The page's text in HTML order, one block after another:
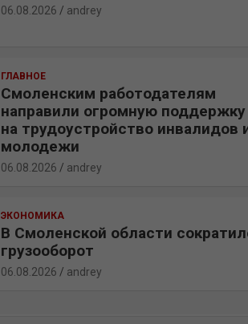
06.08.2026 andrey
ГЛАВНОЕ
Смоленским работодателям
направили огромную поддержку
на трудоустройство инвалидов
молодежи
06.08.2026 andrey
ЭКОНОМИКА
В Смоленской области
грузооборот
06.08.2026 andrey